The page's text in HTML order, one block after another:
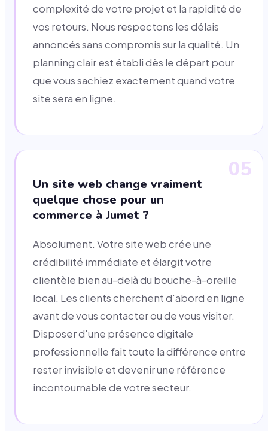
complexité de votre projet et la rapidité de
vos retours. Nous respectons les délais
annoncés sans compromis sur la qualité. Un
planning clair est établi dès le départ pour
que vous sachiez exactement quand votre
site sera en ligne.
05
Un site web change vraiment
quelque chose pour un
commerce à Jumet ?
Absolument. Votre site web crée une
crédibilité immédiate et élargit votre
clientèle bien au-delà du bouche-à-oreille
local. Les clients cherchent d'abord en ligne
avant de vous contacter ou de vous visiter.
Disposer d'une présence digitale
professionnelle fait toute la différence entre
rester invisible et devenir une référence
incontournable de votre secteur.